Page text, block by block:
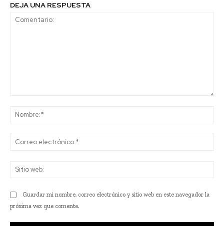
DEJA UNA RESPUESTA
Guardar mi nombre, correo electrónico y sitio web en este navegador la
próxima vez que comente.